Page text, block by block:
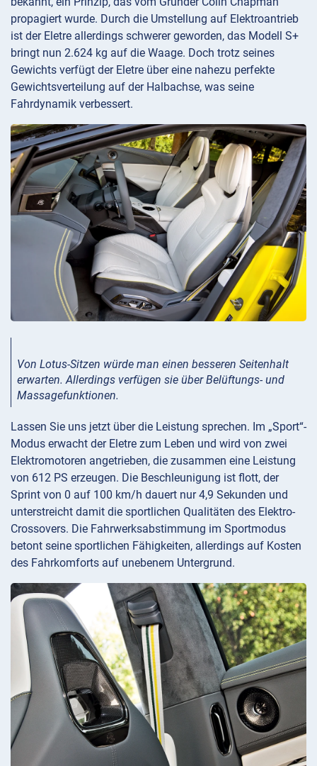
propagiert wurde. Durch die Umstellung auf Elektroantrieb
ist der Eletre allerdings schwerer geworden, das Modell S+
bringt nun 2.624 kg auf die Waage. Doch trotz seines
Gewichts verfügt der Eletre über eine nahezu perfekte
Gewichtsverteilung auf der Halbachse, was seine
Fahrdynamik verbessert.
Von Lotus-Sitzen würde man einen besseren Seitenhalt
erwarten. Allerdings verfügen sie über Belüftungs- und
Massagefunktionen.
Lassen Sie uns jetzt über die Leistung sprechen. Im „Sport“-
Modus erwacht der Eletre zum Leben und wird von zwei
Elektromotoren angetrieben, die zusammen eine Leistung
von 612 PS erzeugen. Die Beschleunigung ist flott, der
Sprint von 0 auf 100 km/h dauert nur 4,9 Sekunden und
unterstreicht damit die sportlichen Qualitäten des Elektro-
Crossovers. Die Fahrwerksabstimmung im Sportmodus
betont seine sportlichen Fähigkeiten, allerdings auf Kosten
des Fahrkomforts auf unebenem Untergrund.